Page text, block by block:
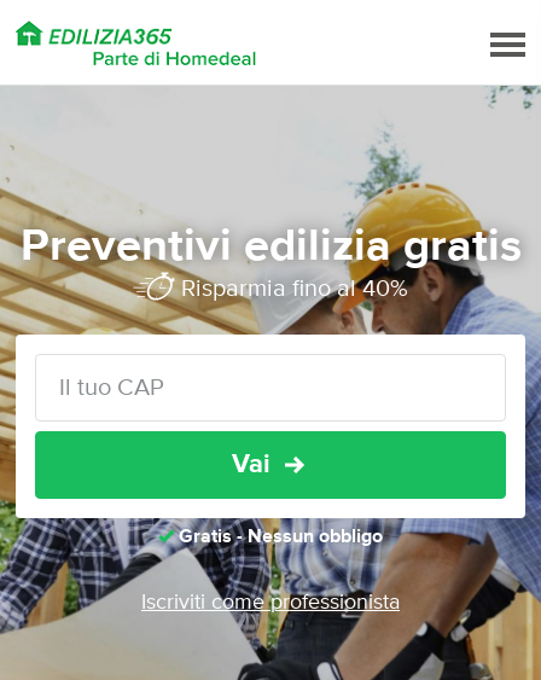
Preventivi edilizia gratis
Risparmia fino al 40%
Vai
Gratis - Nessun obbligo
Iscriviti come professionista